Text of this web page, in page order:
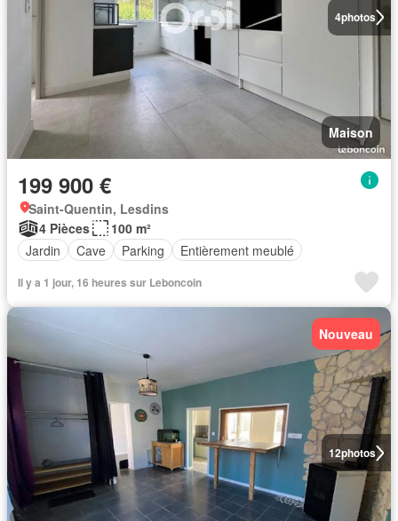
4photos
Maison
199 900 €
Saint-Quentin, Lesdins
4 Pièces
100 m²
Jardin
Cave Parking Entièrement meublé
Il y a 1 jour, 16 heures sur Leboncoin
12photos
Nouveau